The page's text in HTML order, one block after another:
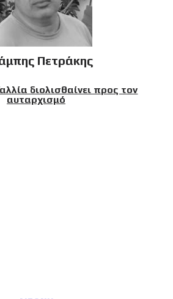
Πετράκης
διολισθαίνει προς τον
αυταρχισμό